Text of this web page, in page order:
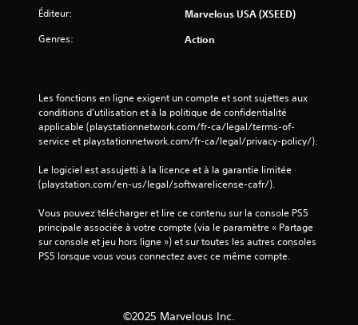
Éditeur: Marvelous USA (XSEED)
Genres: Action
Les fonctions en ligne exigent un compte et sont sujettes aux
conditions d’utilisation et à la politique de confidentialité
applicable (playstationnetwork.com/fr-ca/legal/terms-of-
service et playstationnetwork.com/fr-ca/legal/privacy-policy/).
Le logiciel est assujetti à la licence et à la garantie limitée
(playstation.com/en-us/legal/softwarelicense-cafr/).
Vous pouvez télécharger et lire ce contenu sur la console PS5
principale associée à votre compte (via le paramètre « Partage
sur console et jeu hors ligne ») et sur toutes les autres consoles
PS5 lorsque vous vous connectez avec ce même compte.
©2025 Marvelous Inc.